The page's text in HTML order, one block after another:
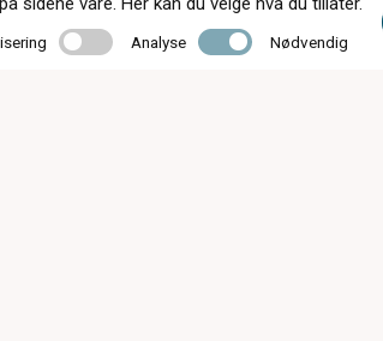
Analyse Analyse Nødvendig Nødvendig